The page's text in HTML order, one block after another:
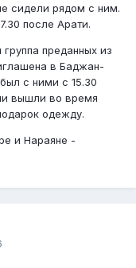
сидели рядом с ним.
после Арати.
преданных из
в Баджан-
с ними с 15.30
вышли во время
одежду.
и Нараяне -